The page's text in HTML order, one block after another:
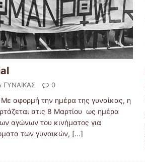
0
αφορμή την ημέρα της γυναίκας, η
στις 8 Μαρτίου ως ημέρα
αγώνων του κινήματος για
των γυναικών, [...]